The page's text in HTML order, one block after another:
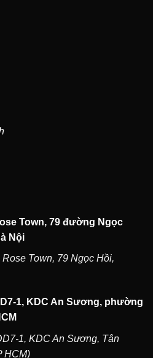
Town, 79 đường Ngọc
Nội
Town, 79 Ngọc Hồi,
1, KDC An Sương, phường
1, KDC An Sương, Tân
HCM)